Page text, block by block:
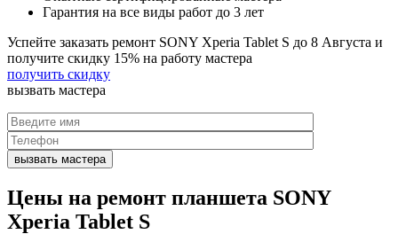
Гарантия на все виды работ до 3 лет
Успейте заказать ремонт SONY Xperia Tablet S до 8 Августа и
получите скидку 15% на работу мастера
получить скидку
вызвать мастера
Цены на ремонт планшета SONY
Xperia Tablet S